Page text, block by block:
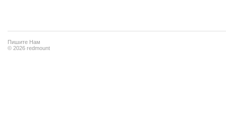
Пишите Нам
© 2026 redmount